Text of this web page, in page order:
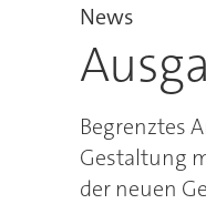
News
Begrenztes
Gestaltung
der neuen